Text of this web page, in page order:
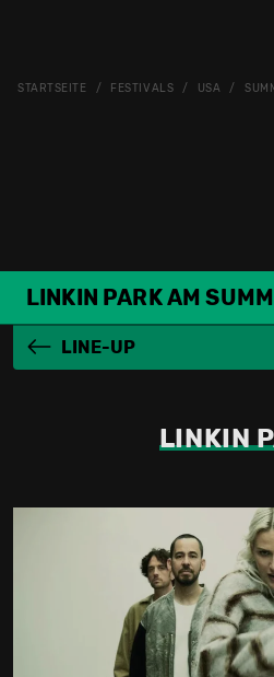
STARTSEITE FESTIVALS USA
LINKIN PARK AM
LINE-UP
LINKIN